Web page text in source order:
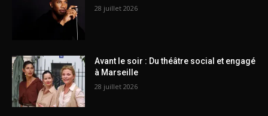
28 juillet 2026
Avant le soir : Du théâtre social et engagé
à Marseille
28 juillet 2026